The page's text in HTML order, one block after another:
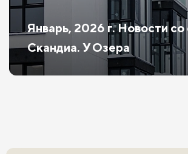
Январь, 2026 г. Новости со
Скандиа. У Озера